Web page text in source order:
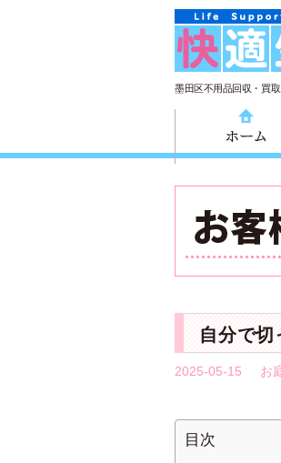
墨田区不用品回収・買
自分で切
2025-05-15 お
目次